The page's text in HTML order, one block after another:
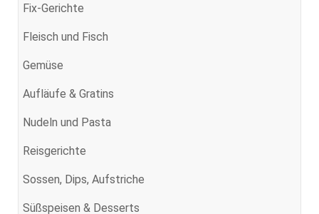
Fix-Gerichte
Fleisch und Fisch
Gemüse
Aufläufe & Gratins
Nudeln und Pasta
Reisgerichte
Sossen, Dips, Aufstriche
Süßspeisen & Desserts